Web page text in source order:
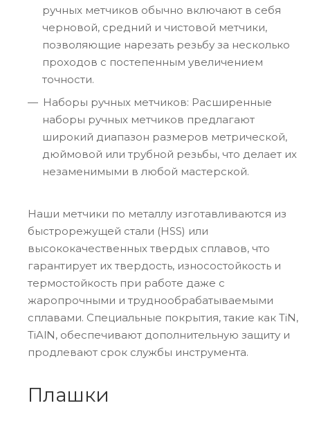
ручных метчиков обычно включают в себя
черновой, средний и чистовой метчики,
позволяющие нарезать резьбу за несколько
проходов с постепенным увеличением
точности.
Наборы ручных метчиков: Расширенные
наборы ручных метчиков предлагают
широкий диапазон размеров метрической,
дюймовой или трубной резьбы, что делает их
незаменимыми в любой мастерской.
Наши метчики по металлу изготавливаются из
быстрорежущей стали (HSS) или
высококачественных твердых сплавов, что
гарантирует их твердость, износостойкость и
термостойкость при работе даже с
жаропрочными и труднообрабатываемыми
сплавами. Специальные покрытия, такие как TiN,
TiAlN, обеспечивают дополнительную защиту и
продлевают срок службы инструмента.
Плашки